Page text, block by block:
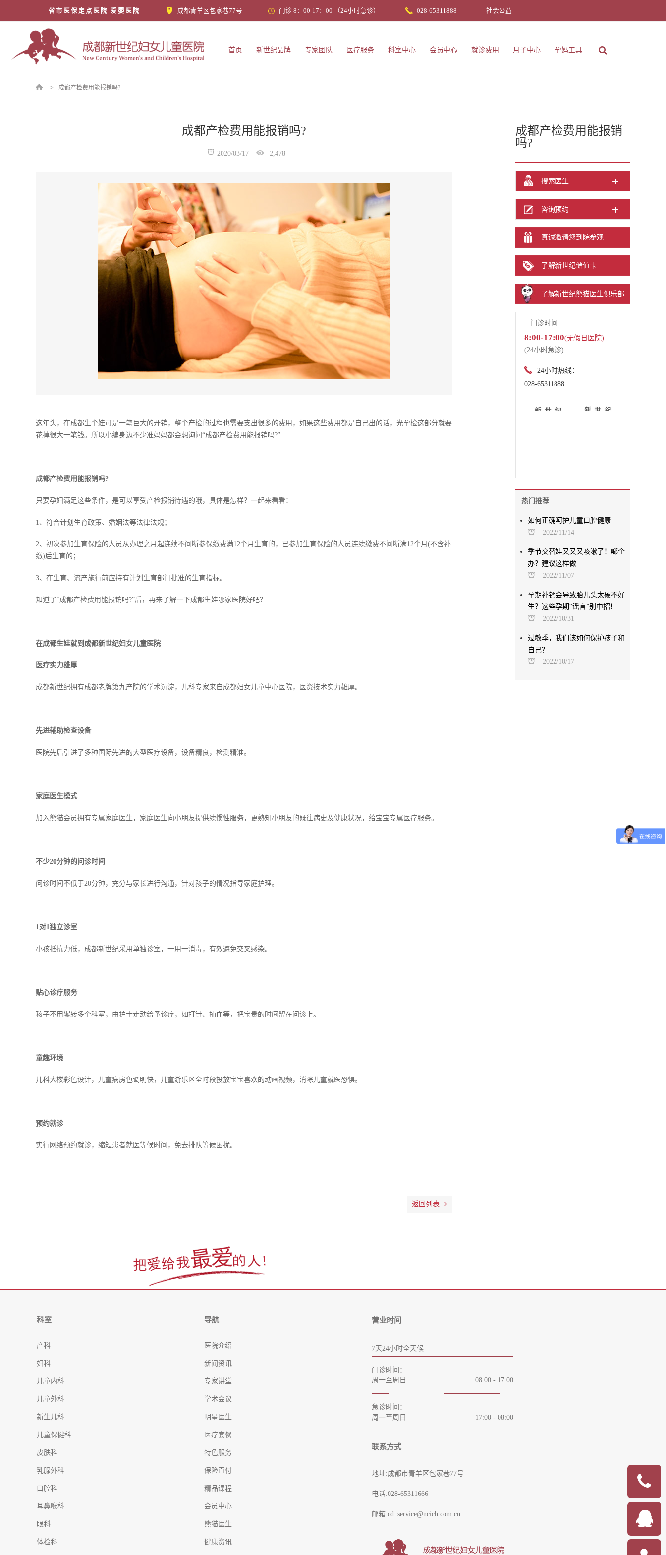
省市医保定点医院 爱婴医院 成都青羊区包家巷77号 门诊 8：00-17：00 （24小时急诊） 028-65311888 社会公益
首页 新世纪品牌 专家团队 医疗服务 科室中心 会员中心 就诊费用 月子中心 孕妈工具
> 成都产检费用能报销吗?
成都产检费用能报销吗?
2020/03/17 2,478
这年头，在成都生个娃可是一笔巨大的开销，整个产检的过程也需要支出很多的费用，如果这些费用都是自己出的话，光孕检这部分就要
花掉很大一笔钱。所以小编身边不少准妈妈都会想询问“成都产检费用能报销吗?”
成都产检费用能报销吗?
只要孕妇满足这些条件，是可以享受产检报销待遇的哦，具体是怎样？一起来看看：
1、符合计划生育政策、婚姻法等法律法规；
2、初次参加生育保险的人员从办理之月起连续不间断参保缴费满12个月生育的，已参加生育保险的人员连续缴费不间断满12个月(不含补
缴)后生育的；
3、在生育、流产施行前应持有计划生育部门批准的生育指标。
知道了“成都产检费用能报销吗?”后，再来了解一下成都生娃哪家医院好吧？
在成都生娃就到成都新世纪妇女儿童医院
医疗实力雄厚
成都新世纪拥有成都老牌第九产院的学术沉淀，儿科专家来自成都妇女儿童中心医院，医资技术实力雄厚。
先进辅助检查设备
医院先后引进了多种国际先进的大型医疗设备，设备精良，检测精准。
家庭医生模式
加入熊猫会员拥有专属家庭医生，家庭医生向小朋友提供续惯性服务，更熟知小朋友的既往病史及健康状况，给宝宝专属医疗服务。
不少20分钟的问诊时间
问诊时间不低于20分钟，充分与家长进行沟通，针对孩子的情况指导家庭护理。
1 对1独立诊室
小孩抵抗力低，成都新世纪采用单独诊室，一用一消毒，有效避免交叉感染。
贴心诊疗服务
孩子不用辗转多个科室，由护士走动给予诊疗，如打针、抽血等，把宝贵的时间留在问诊上。
童趣环境
儿科大楼彩色设计，儿童病房色调明快，儿童游乐区全时段投放宝宝喜欢的动画视频，消除儿童就医恐惧。
预约就诊
实行网络预约就诊，缩短患者就医等候时间，免去排队等候困扰。
返回列表
成都产检费用能报销
吗?
搜索医生
咨询预约
真诚邀请您到院参观
了解新世纪储值卡
了解新世纪熊猫医生俱乐部
门诊时间
8:00-17:00(无假日医院)
(24小时急诊)
24小时热线：
028-65311888
热门推荐
如何正确呵护儿童口腔健康
2022/11/14
季节交替娃又又又咳嗽了！啷个
办？建议这样做
2022/11/07
孕期补钙会导致胎儿头太硬不好
生？这些孕期“谣言”别中招！
2022/10/31
过敏季，我们该如何保护孩子和
自己？
2022/10/17
科室
产科
妇科
儿童内科
儿童外科
新生儿科
儿童保健科
皮肤科
乳腺外科
口腔科
耳鼻喉科
眼科
体检科
导航
医院介绍
新闻资讯
专家讲堂
学术会议
明星医生
医疗套餐
特色服务
保险直付
精品课程
会员中心
熊猫医生
健康资讯
营业时间
7天24小时全天候
门诊时间：
周一至周日
08:00 - 17:00
急诊时间：
周一至周日
17:00 - 08:00
联系方式
地址:成都市青羊区包家巷77号
电话:028-65311666
邮箱:cd_service@ncich.com.cn